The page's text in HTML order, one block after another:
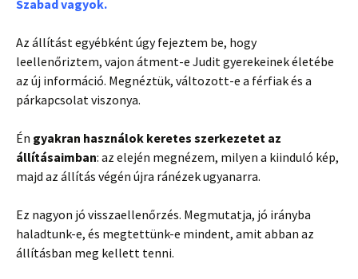
Szabad vagyok.
Az állítást egyébként úgy fejeztem be, hogy
leellenőriztem, vajon átment-e Judit gyerekeinek életébe
az új információ. Megnéztük, változott-e a férfiak és a
párkapcsolat viszonya.
Én gyakran használok keretes szerkezetet az
állításaimban: az elején megnézem, milyen a kiinduló kép,
majd az állítás végén újra ránézek ugyanarra.
Ez nagyon jó visszaellenőrzés. Megmutatja, jó irányba
haladtunk-e, és megtettünk-e mindent, amit abban az
állításban meg kellett tenni.